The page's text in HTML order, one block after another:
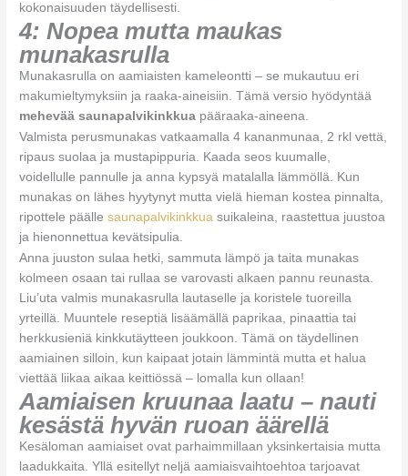
kokonaisuuden täydellisesti.
4: Nopea mutta maukas
munakasrulla
Munakasrulla on aamiaisten kameleontti – se mukautuu eri
makumieltymyksiin ja raaka-aineisiin. Tämä versio hyödyntää
mehevää saunapalvikinkkua pääraaka-aineena.
Valmista perusmunakas vatkaamalla 4 kananmunaa, 2 rkl vettä,
ripaus suolaa ja mustapippuria. Kaada seos kuumalle,
voidellulle pannulle ja anna kypsyä matalalla lämmöllä. Kun
munakas on lähes hyytynyt mutta vielä hieman kostea pinnalta,
ripottele päällesaunapalvikinkkua suikaleina, raastettua juustoa
ja hienonnettua kevätsipulia.
Anna juuston sulaa hetki, sammuta lämpö ja taita munakas
kolmeen osaan tai rullaa se varovasti alkaen pannu reunasta.
Liu’uta valmis munakasrulla lautaselle ja koristele tuoreilla
yrteillä. Muuntele reseptiä lisäämällä paprikaa, pinaattia tai
herkkusieniä kinkkutäytteen joukkoon. Tämä on täydellinen
aamiainen silloin, kun kaipaat jotain lämmintä mutta et halua
viettää liikaa aikaa keittiössä – lomalla kun ollaan!
Aamiaisen kruunaa laatu – nauti
kesästä hyvän ruoan äärellä
Kesäloman aamiaiset ovat parhaimmillaan yksinkertaisia mutta
laadukkaita. Yllä esitellyt neljä aamiaisvaihtoehtoa tarjoavat